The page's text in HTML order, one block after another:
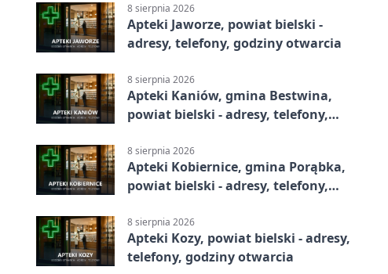
8 sierpnia 2026
Apteki Jaworze, powiat bielski -
adresy, telefony, godziny otwarcia
8 sierpnia 2026
Apteki Kaniów, gmina Bestwina,
powiat bielski - adresy, telefony,
8 sierpnia 2026
Apteki Kobiernice, gmina Porąbka,
powiat bielski - adresy, telefony,
8 sierpnia 2026
Apteki Kozy, powiat bielski - adresy,
telefony, godziny otwarcia